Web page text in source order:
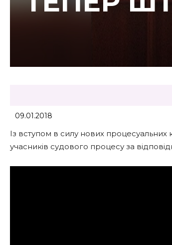
09.01.2018
Із вступом в силу нових
учасників судового процесу за